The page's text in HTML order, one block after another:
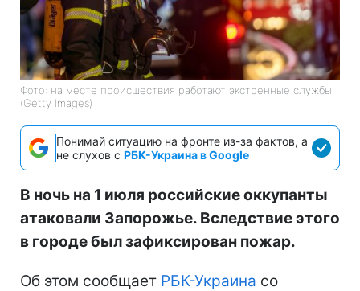
Фото: на месте происшествия работают экстренные службы
(Getty Images)
Понимай ситуацию на фронте из-за фактов, а
не слухов с РБК-Украина в Google
В ночь на 1 июля российские оккупанты
атаковали Запорожье. Вследствие этого
в городе был зафиксирован пожар.
Об этом сообщает РБК-Украина со